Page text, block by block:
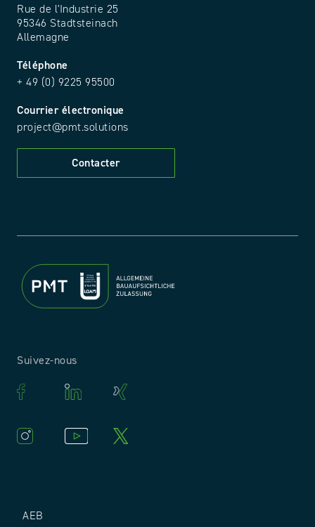
Rue de l'Industrie 25
95346 Stadtsteinach
Allemagne
Téléphone
+ 49 (0) 9225 95500
Courrier électronique
project@pmt.solutions
Contacter
AEB
Suivez-nous